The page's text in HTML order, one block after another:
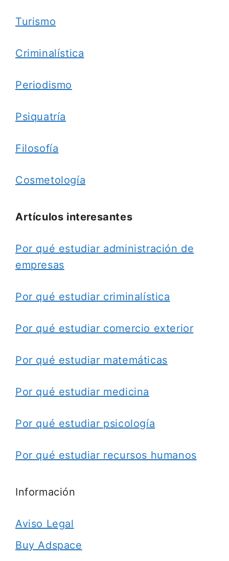
Turismo
Criminalística
Periodismo
Psiquatría
Filosofía
Cosmetología
Artículos interesantes
Por qué estudiar administración de
empresas
Por qué estudiar criminalística
Por qué estudiar comercio exterior
Por qué estudiar matemáticas
Por qué estudiar medicina
Por qué estudiar psicología
Por qué estudiar recursos humanos
Información
Aviso Legal
Buy Adspace